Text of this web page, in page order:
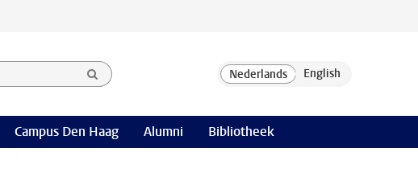
Campus Den Haag Alumni Bibliotheek